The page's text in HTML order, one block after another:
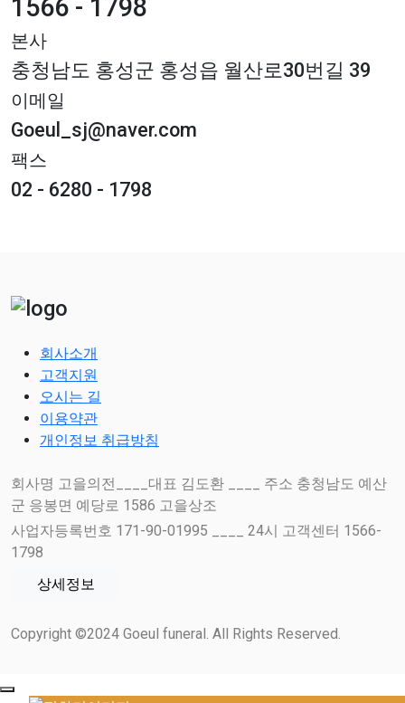
1566 - 1798
본사
충청남도 홍성군 홍성읍 월산로30번길 39
이메일
Goeul_sj@naver.com
팩스
02 - 6280 - 1798
회사소개
고객지원
오시는 길
이용약관
개인정보 취급방침
회사명 고을의전____대표 김도환 ____ 주소 충청남도 예산
군 응봉면 예당로 1586 고을상조
사업자등록번호 171-90-01995 ____ 24시 고객센터 1566-
1798
상세정보
Copyright ©2024 Goeul funeral. All Rights Reserved.